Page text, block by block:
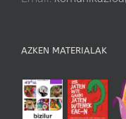
AZKEN MATERIALAK